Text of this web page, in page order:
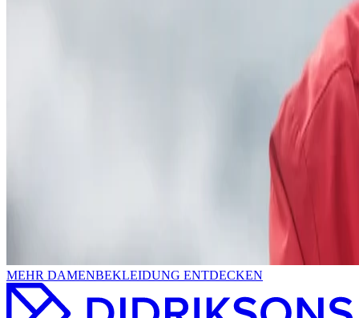
MEHR DAMENBEKLEIDUNG ENTDECKEN